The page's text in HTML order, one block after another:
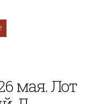
мая. Лот